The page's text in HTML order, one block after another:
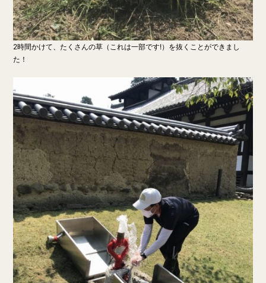
2時間かけて、たくさんの草（これは一部です!）を抜くことができまし
た！